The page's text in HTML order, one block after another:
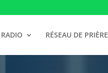
RADIO RÉSEAU DE PRIÈRE